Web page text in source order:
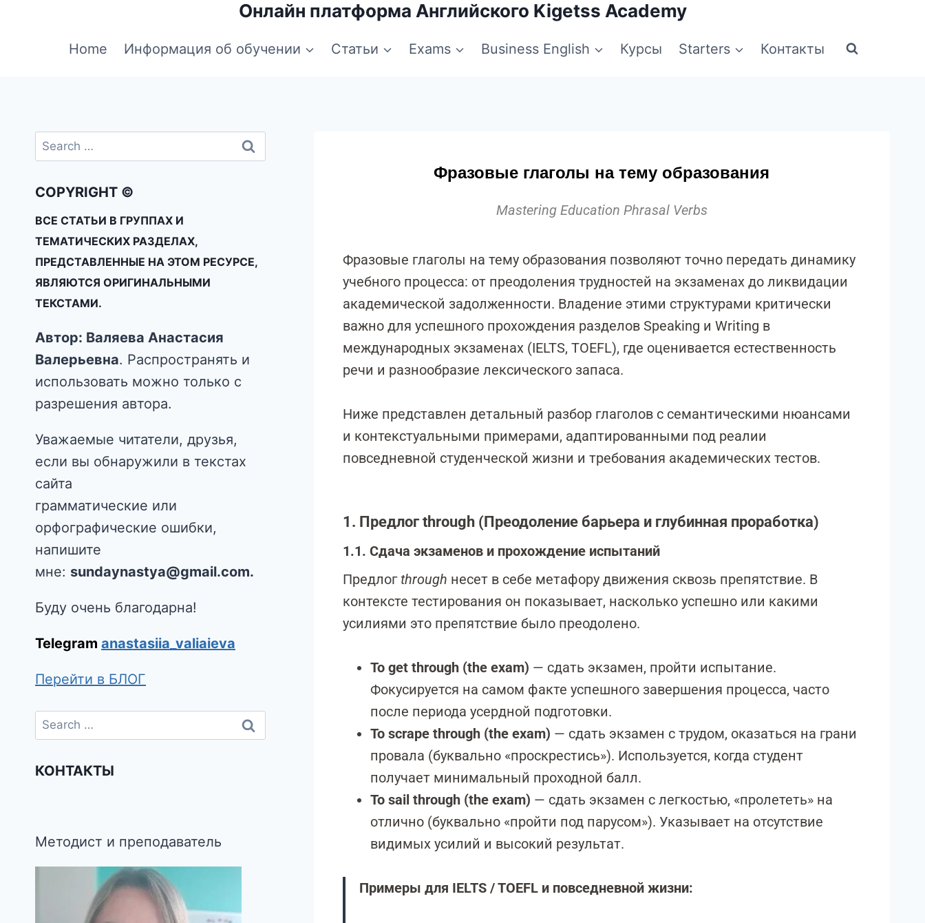
Онлайн платформа Английского Kigetss Academy
Home Информация об обучении Статьи Exams Business English Курсы Starters Контакты
Фразовые глаголы на тему образования
Mastering Education Phrasal Verbs
Фразовые глаголы на тему образования позволяют точно передать динамику
учебного процесса: от преодоления трудностей на экзаменах до ликвидации
академической задолженности. Владение этими структурами критически
важно для успешного прохождения разделов Speaking и Writing в
международных экзаменах (IELTS, TOEFL), где оценивается естественность
речи и разнообразие лексического запаса.
Ниже представлен детальный разбор глаголов с семантическими нюансами
и контекстуальными примерами, адаптированными под реалии
повседневной студенческой жизни и требования академических тестов.
1. Предлог through (Преодоление барьера и глубинная проработка)
1.1. Сдача экзаменов и прохождение испытаний
Предлогthrough несет в себе метафору движения сквозь препятствие. В
контексте тестирования он показывает, насколько успешно или какими
усилиями это препятствие было преодолено.
To get through (the exam) — сдать экзамен, пройти испытание.
Фокусируется на самом факте успешного завершения процесса, часто
после периода усердной подготовки.
To scrape through (the exam) — сдать экзамен с трудом, оказаться на грани
провала (буквально «проскрестись»). Используется, когда студент
получает минимальный проходной балл.
To sail through (the exam) — сдать экзамен с легкостью, «пролететь» на
отлично (буквально «пройти под парусом»). Указывает на отсутствие
видимых усилий и высокий результат.
Примеры для IELTS / TOEFL и повседневной жизни:
COPYRIGHT ©
ВСЕ СТАТЬИ В ГРУППАХ И
ТЕМАТИЧЕСКИХ РАЗДЕЛАХ,
ПРЕДСТАВЛЕННЫЕ НА ЭТОМ РЕСУРСЕ,
ЯВЛЯЮТСЯ ОРИГИНАЛЬНЫМИ
ТЕКСТАМИ.
Автор: Валяева Анастасия
Валерьевна. Распространять и
использовать можно только с
разрешения автора.
Уважаемые читатели, друзья,
если вы обнаружили в текстах
сайта
грамматические или
орфографические ошибки,
напишите
мне: sundaynastya@gmail.com.
Буду очень благодарна!
Telegram anastasiia_valiaieva
Перейти в БЛОГ
КОНТАКТЫ
Методист и преподаватель